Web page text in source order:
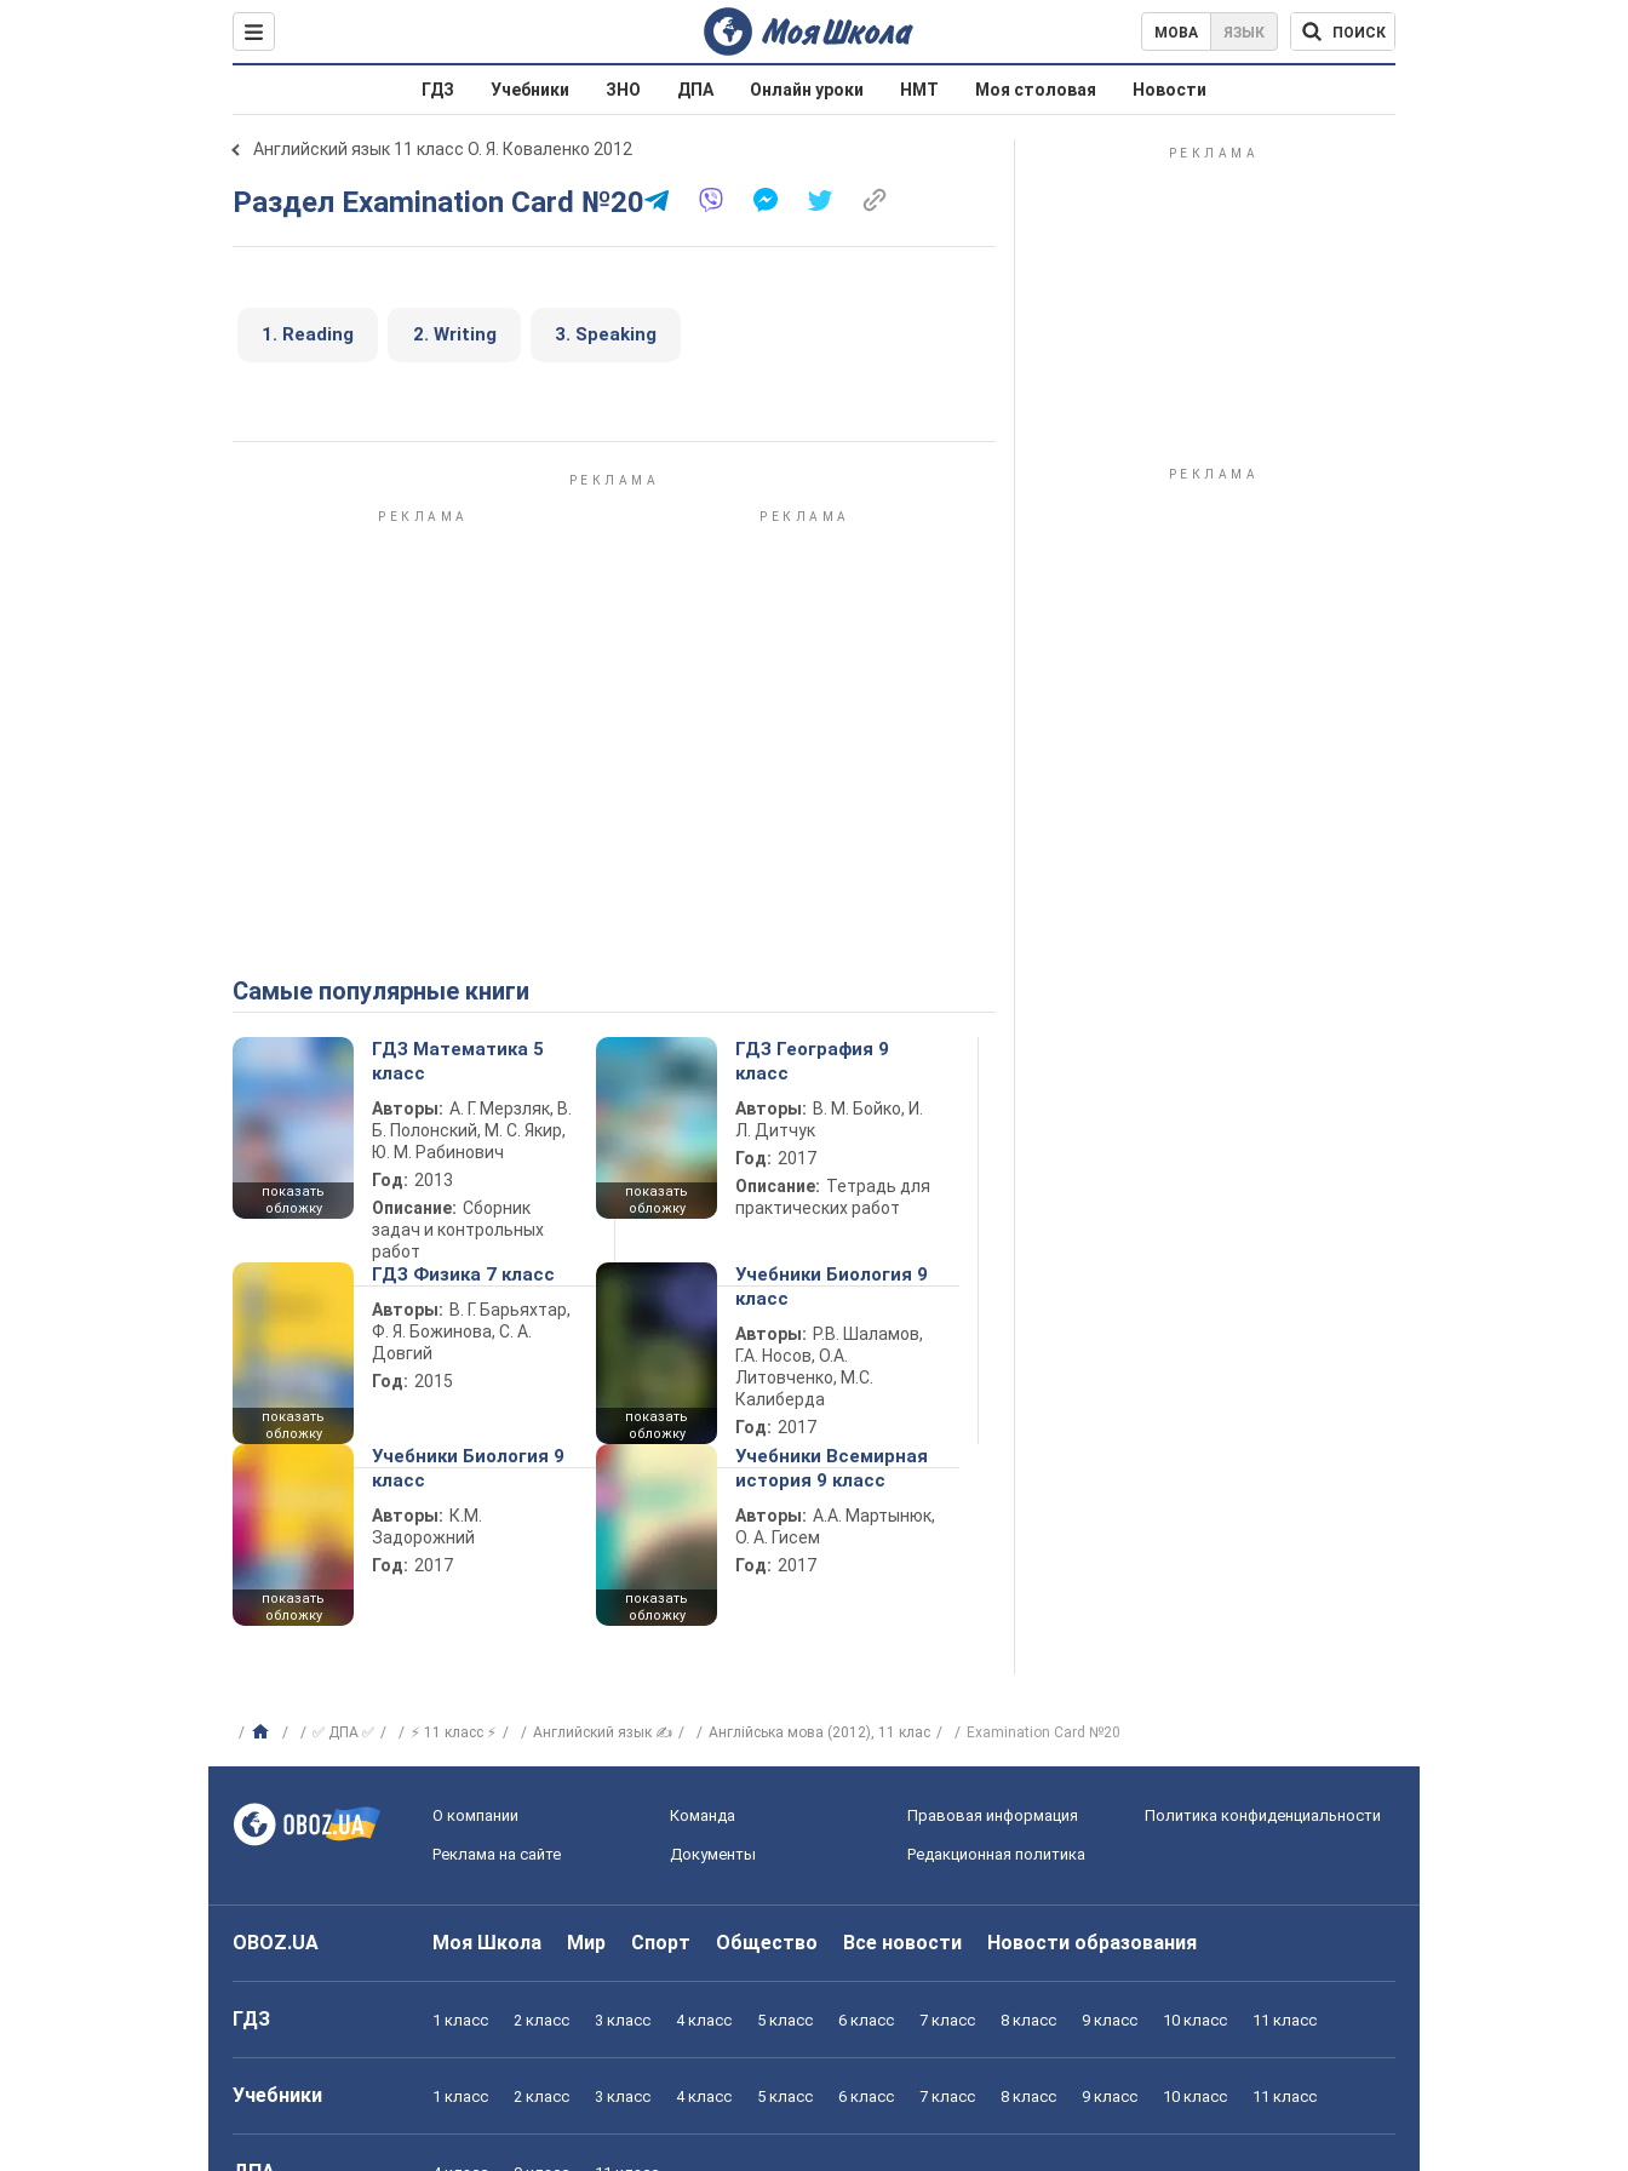
МОВА ЯЗЫК ПОИСК
ГДЗ Учебники ЗНО ДПА Онлайн уроки НМТ Моя столовая Новости
Английский язык 11 класс О. Я. Коваленко 2012
Раздел Examination Card №20
1. Reading 2. Writing 3. Speaking
Самые популярные книги
показать
обложку
ГДЗ Математика 5
класс
Авторы: А. Г. Мерзляк, В.
Б. Полонский, М. С. Якир,
Ю. М. Рабинович
Год: 2013
Описание: Сборник
задач и контрольных
работ
показать
обложку
ГДЗ География 9
класс
Авторы: В. М. Бойко, И.
Л. Дитчук
Год: 2017
Описание: Тетрадь для
практических работ
показать
обложку
ГДЗ Физика 7 класс
Авторы: В. Г. Барьяхтар,
Ф. Я. Божинова, С. А.
Довгий
Год: 2015
показать
обложку
Учебники Биология 9
класс
Авторы: Р.В. Шаламов,
Г.А. Носов, О.А.
Литовченко, М.С.
Калиберда
Год: 2017
показать
обложку
Учебники Биология 9
класс
Авторы: К.М.
Задорожний
Год: 2017
показать
обложку
Учебники Всемирная
история 9 класс
Авторы: А.А. Мартынюк,
О. А. Гисем
Год: 2017
✅ ДПА ✅ ⚡ 11 класс ⚡ Английский язык ✍ Англійська мова (2012), 11 клас Examination Card №20
О компании Команда Правовая информация Политика конфиденциальности
Реклама на сайте Документы Редакционная политика
OBOZ.UA Моя Школа Мир Спорт Общество Все новости Новости образования
ГДЗ 1 класс 2 класс 3 класс 4 класс 5 класс 6 класс 7 класс 8 класс 9 класс 10 класс 11 класс
Учебники 1 класс 2 класс 3 класс 4 класс 5 класс 6 класс 7 класс 8 класс 9 класс 10 класс 11 класс